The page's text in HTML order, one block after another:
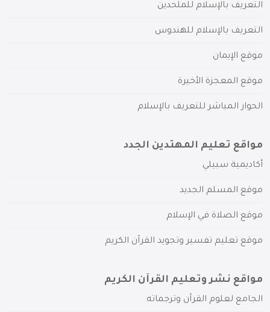
التعريف بالإسلام للملحدين
التعريف بالإسلام للهندوس
موقع الإيمان
موقع المعجزة الأخيرة
الحوار المباشر للتعريف بالإسلام
مواقع تعليم المهتدين الجدد
أكاديمية سبيلي
موقع المسلم الجديد
موقع الصلاة في الإسلام
موقع تعليم تفسير وتجويد القرآن الكريم
مواقع نشر وتعليم القرآن الكريم
الجامع لعلوم القرآن وترجماته